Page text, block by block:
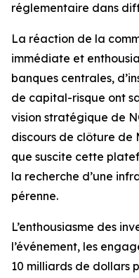
réglementaire dans
La réaction de la
immédiate et
banques centrales,
de capital-risque ont
vision stratégique de
discours de clôture de
que suscite cette
la recherche d’une
pérenne.
L’enthousiasme des
l’événement, les
10 milliards de dollars